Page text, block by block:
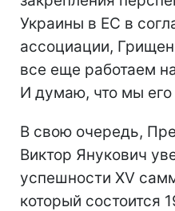
Украины в ЕС в
ассоциации,
все еще работаем
И думаю, что мы его
В свою очередь,
Виктор Янукович
успешности ХV
который состоится